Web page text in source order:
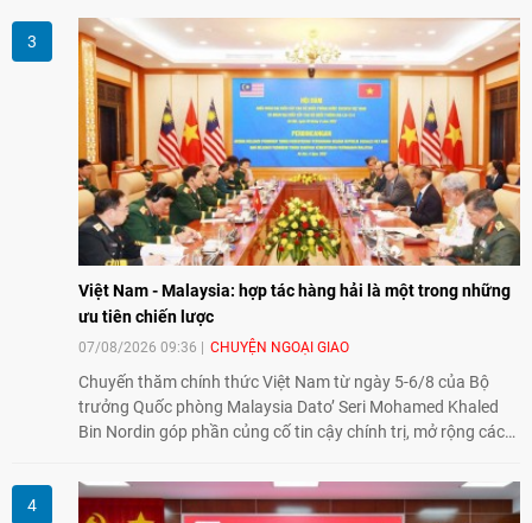
đổi về định hướng triển khai Dự án "Mở rộng Thương mại
Nông nghiệp và An toàn thực phẩm Hoa Kỳ - Việt Nam",
hướng tới thúc đẩy chuyển đổi số, hiện đại hóa nông nghiệp
và mở rộng hợp tác phát triển giữa hai nước.
Việt Nam - Malaysia: hợp tác hàng hải là một trong những
ưu tiên chiến lược
07/08/2026 09:36 CHUYỆN NGOẠI GIAO
Chuyến thăm chính thức Việt Nam từ ngày 5-6/8 của Bộ
trưởng Quốc phòng Malaysia Dato’ Seri Mohamed Khaled
Bin Nordin góp phần củng cố tin cậy chính trị, mở rộng các
Malaysia theo hướng ngày càng thực chất.